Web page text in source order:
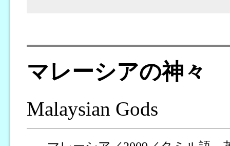
マレーシアの神々
Malaysian Gods